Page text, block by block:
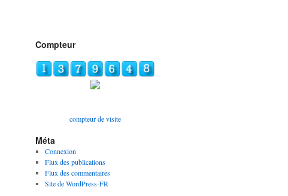
Compteur
compteur de visite
Méta
Connexion
Flux des publications
Flux des commentaires
Site de WordPress-FR